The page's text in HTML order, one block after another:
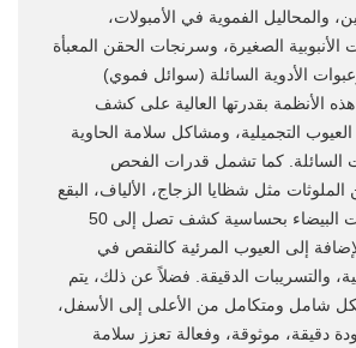
والمحاليل الفموية في الأمبولات،
الأنبوبية الصغيرة، وسرنجات الحقن المعبأة
الأدوية السائلة (سوائل فموي)
الأنظمة بقدرتها العالية على كشف
التجميلية، ومشاكل سلامة الحاوية
السائلة. كما تشمل قدرات الفحص
مثل شظايا الزجاج، الألياف، البقع
السوداء، والجسيمات البيضاء بحساسية كشف تصل إلى 50
إلى العيوب المرئية كالنقص في
والتسريبات الدقيقة. فضلاً عن ذلك، يتم
شامل ومتكامل من الأعلى إلى الأسفل،
دقيقة، موثوقة، وفعالة تعزز سلامة